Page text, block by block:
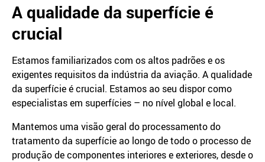
A qualidade da superfície é
crucial
Estamos familiarizados com os altos padrões e os
exigentes requisitos da indústria da aviação. A qualidade
da superfície é crucial. Estamos ao seu dispor como
especialistas em superfícies – no nível global e local.
Mantemos uma visão geral do processamento do
tratamento da superfície ao longo de todo o processo de
produção de componentes interiores e exteriores, desde o